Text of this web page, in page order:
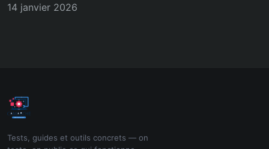
14 janvier 2026
Tests, guides et outils concrets — on